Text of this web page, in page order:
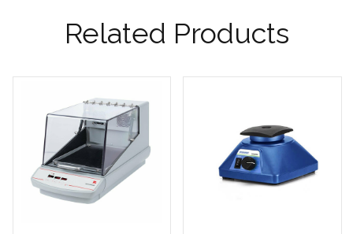
Related Products